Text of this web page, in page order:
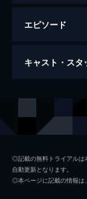
エピソード
アクト・オブ・キ
キャスト・スタ
◎記載の無料トライアルは
自動更新となります。
◎本ページに記載の情報は